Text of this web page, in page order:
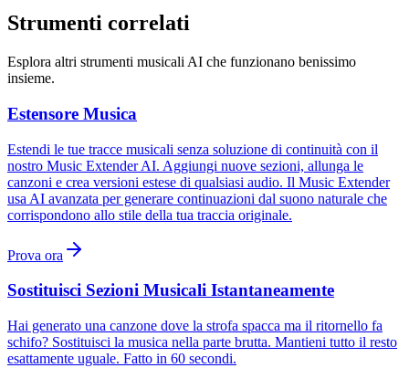
Strumenti correlati
Esplora altri strumenti musicali AI che funzionano benissimo
insieme.
Estensore Musica
Estendi le tue tracce musicali senza soluzione di continuità con il
nostro Music Extender AI. Aggiungi nuove sezioni, allunga le
canzoni e crea versioni estese di qualsiasi audio. Il Music Extender
usa AI avanzata per generare continuazioni dal suono naturale che
corrispondono allo stile della tua traccia originale.
Prova ora
Sostituisci Sezioni Musicali Istantaneamente
Hai generato una canzone dove la strofa spacca ma il ritornello fa
schifo? Sostituisci la musica nella parte brutta. Mantieni tutto il resto
esattamente uguale. Fatto in 60 secondi.